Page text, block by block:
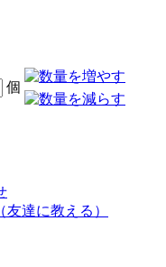
個
達に教える）